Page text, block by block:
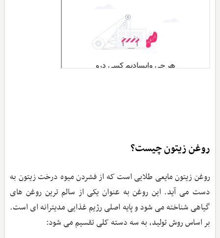
روغن زیتون چیست؟
روغن زیتون مایعی طلایی است که از فشردن میوه درخت زیتون به
دست می‌ آید. این روغن به ‌عنوان یکی از سالم ‌ترین روغن‌ های
گیاهی شناخته می‌ شود و پایه اصلی رژیم غذایی مدیترانه ‌ای است.
بر اساس روش تولید، به سه دسته کلی تقسیم می‌ شود: